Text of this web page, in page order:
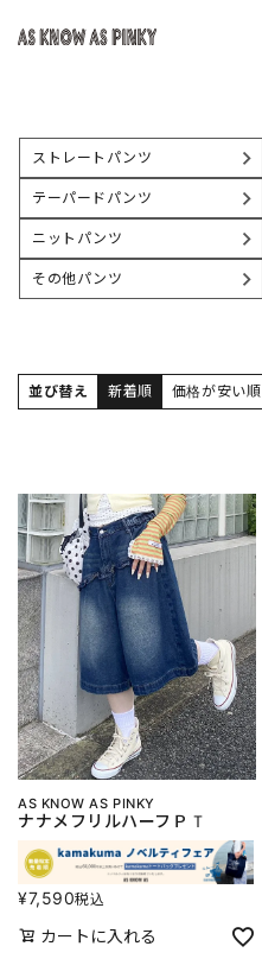
ストレートパンツ
テーパードパンツ
ニットパンツ
その他パンツ
並び替え 新着順 価格が安い順
AS KNOW AS PINKY
ナナメフリルハーフＰＴ
¥7,590税込
カートに入れる